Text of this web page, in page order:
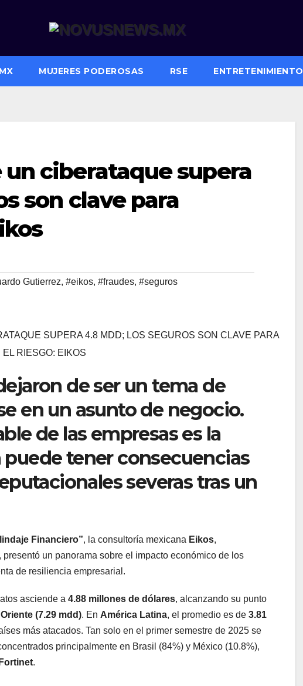
MUJERES PODEROSAS RSE ENTRETENIMIENTO
ciberataque supera
son clave para
Gutierrez, #eikos, #fraudes, #seguros
SUPERA 4.8 MDD; LOS SEGUROS SON CLAVE PARA
EL RIESGO: EIKOS
de ser un tema de
en un asunto de negocio.
de las empresas es la
tener consecuencias
severas tras un
Financiero”, la consultoría mexicana Eikos,
un panorama sobre el impacto económico de los
de resiliencia empresarial.
asciende a 4.88 millones de dólares, alcanzando su punto
(7.29 mdd). En América Latina, el promedio es de 3.81
más atacados. Tan solo en el primer semestre de 2025 se
principalmente en Brasil (84%) y México (10.8%),
.